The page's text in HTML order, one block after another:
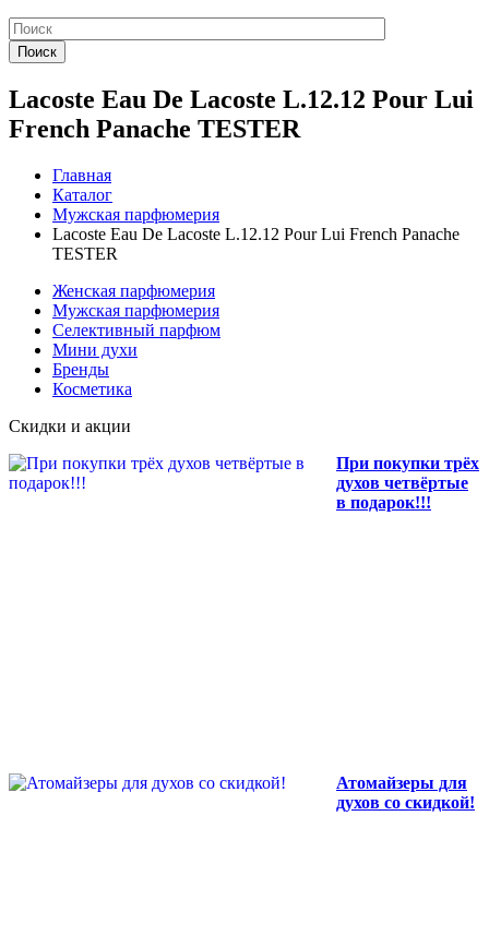
Поиск
Lacoste Eau De Lacoste L.12.12 Pour Lui
French Panache TESTER
Главная
Каталог
Мужская парфюмерия
Lacoste Eau De Lacoste L.12.12 Pour Lui French Panache
TESTER
Женская парфюмерия
Мужская парфюмерия
Селективный парфюм
Мини духи
Бренды
Косметика
Скидки и акции
При покупки трёх
духов четвёртые
в подарок!!!
Атомайзеры для
духов со скидкой!